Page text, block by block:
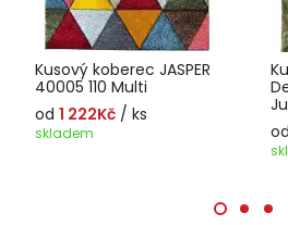
Kusový koberec JASPER
40005 110 Multi
od 1 222Kč / ks
skladem
od